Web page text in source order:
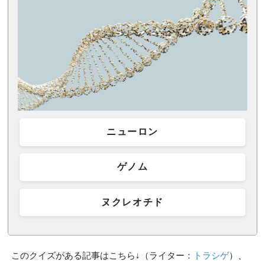
ニューロン
ゲノム
ヌクレオチド
このクイズがある記事はこちら↓（ライター： トラシゲ）、